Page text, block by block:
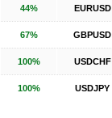
44% EURUSD
67% GBPUSD
100% USDCHF
100% USDJPY